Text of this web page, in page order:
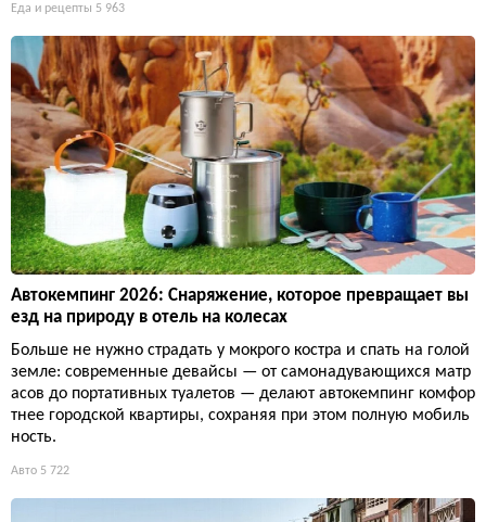
Еда и рецепты 5 963
Автокемпинг 2026: Снаряжение, которое превращает вы
езд на природу в отель на колесах
Больше не нужно страдать у мокрого костра и спать на голой
земле: современные девайсы — от самонадувающихся матр
асов до портативных туалетов — делают автокемпинг комфор
тнее городской квартиры, сохраняя при этом полную мобиль
ность.
Авто 5 722